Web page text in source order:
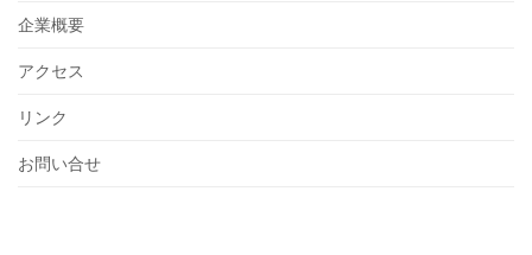
企業概要
アクセス
リンク
お問い合せ